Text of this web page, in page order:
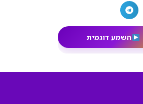
השמע דוגמית